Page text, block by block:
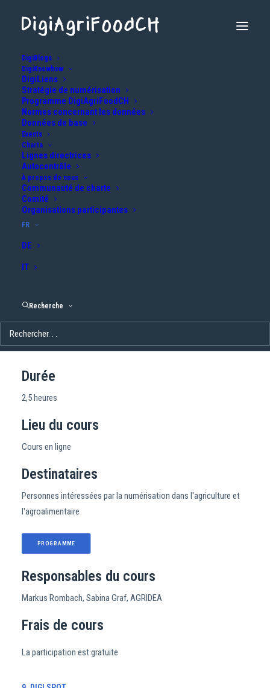
DigiBlogs
DigiKnowhow
DigiLiens
Stratégie de numérisation
Programme DigiAgriFoodCH
Normes concernant les données
Données de base
Events
Charta
Lignes directrices
Autocontrôle
À propos de nous
Communauté de charte
Comité
Organisations participantes
FR
DE
IT
Recherche
9. Digi Spot
16.12.2025
Durée
2,5 heures
Lieu du cours
Cours en ligne
Destinataires
Personnes intéressées par la numérisation dans l'agriculture et
l'agroalimentaire
PROGRAMME
Responsables du cours
Markus Rombach, Sabina Graf, AGRIDEA
Frais de cours
La participation est gratuite